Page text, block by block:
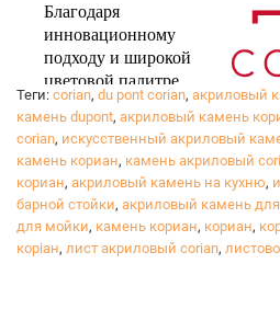
Благодаря
инновационному
подходу и широкой
цветовой палитре,
DuPont™Corian ®воплотит в
желания в дизайне вашего
Достигайте своей мечты,
продукт, который будет
Теги: corian, du pont corian, акриловый
камень dupont, акриловый камень
corian, искусственный акриловый
камень кориан, камень акриловый
кориан, акриловый камень на кухню,
барной стойки, акриловый камень
для мойки, камень кориан, кориан,
коріан, лист акриловый corian,